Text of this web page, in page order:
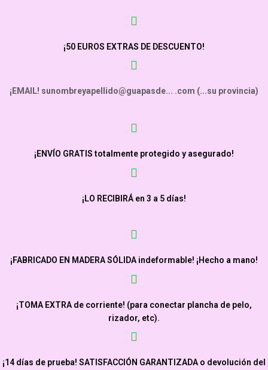
¡50 EUROS EXTRAS DE DESCUENTO!
¡EMAIL! sunombreyapellido@guapasde... .com (...su provincia)
¡ENVÍO GRATIS totalmente protegido y asegurado!
¡LO RECIBIRÁ en 3 a 5 días!
¡FABRICADO EN MADERA SÓLIDA indeformable! ¡Hecho a mano!
¡TOMA EXTRA de corriente! (para conectar plancha de pelo,
rizador, etc).
¡14 días de prueba! SATISFACCIÓN GARANTIZADA o devolución del